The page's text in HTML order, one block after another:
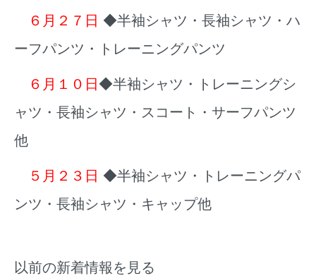
６月２７日 ◆半袖シャツ・長袖シャツ・ハ
ーフパンツ・トレーニングパンツ
６月１０日◆半袖シャツ・トレーニングシ
ャツ・長袖シャツ・スコート・サーフパンツ
他
５月２３日 ◆半袖シャツ・トレーニングパ
ンツ・長袖シャツ・キャップ他
以前の新着情報を見る